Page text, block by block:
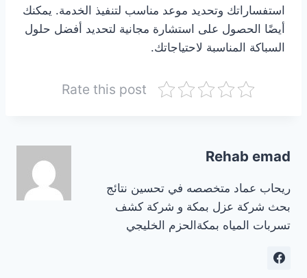
استفساراتك وتحديد موعد مناسب لتنفيذ الخدمة. يمكنك
أيضًا الحصول على استشارة مجانية لتحديد أفضل حلول
السباكة المناسبة لاحتياجاتك.
Rate this post
Rehab emad
ريحاب عماد متخصصه في تحسين نتائج
بحث شركة عزل بمكة و شركة كشف
تسربات المياه بمكةالحزم الخليجي